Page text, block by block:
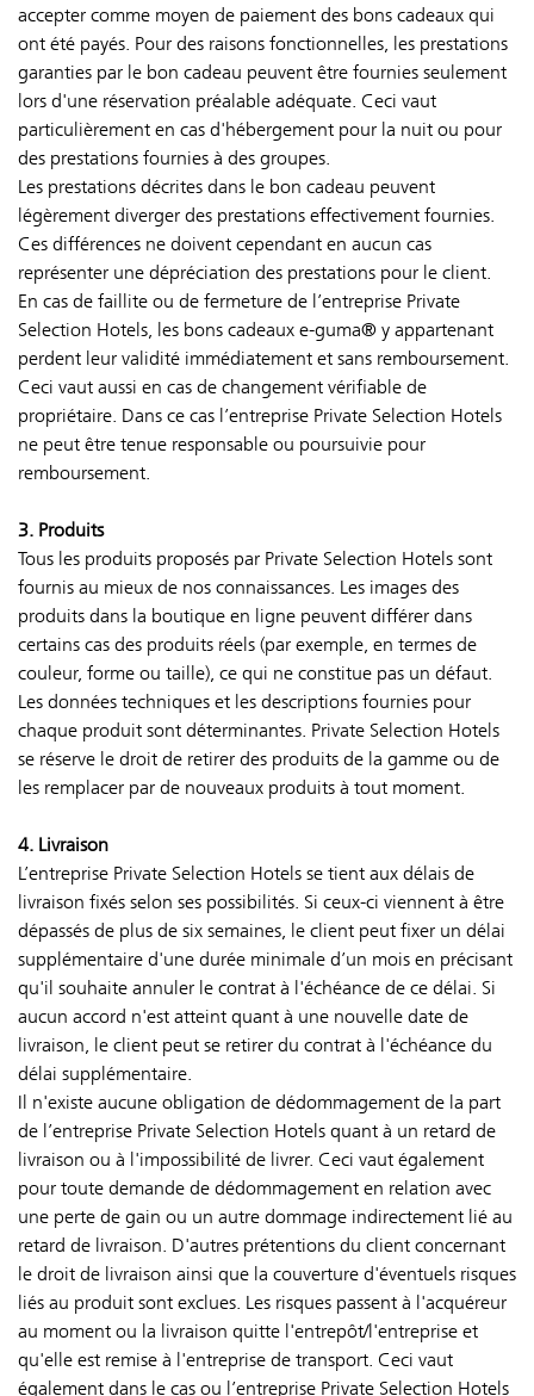
accepter comme moyen de paiement des bons cadeaux qui
ont été payés. Pour des raisons fonctionnelles, les prestations
garanties par le bon cadeau peuvent être fournies seulement
lors d'une réservation préalable adéquate. Ceci vaut
particulièrement en cas d'hébergement pour la nuit ou pour
des prestations fournies à des groupes.
Les prestations décrites dans le bon cadeau peuvent
légèrement diverger des prestations effectivement fournies.
Ces différences ne doivent cependant en aucun cas
représenter une dépréciation des prestations pour le client.
En cas de faillite ou de fermeture de l’entreprise Private
Selection Hotels, les bons cadeaux e-guma® y appartenant
perdent leur validité immédiatement et sans remboursement.
Ceci vaut aussi en cas de changement vérifiable de
propriétaire. Dans ce cas l’entreprise Private Selection Hotels
ne peut être tenue responsable ou poursuivie pour
remboursement.
3. Produits
Tous les produits proposés par Private Selection Hotels sont
fournis au mieux de nos connaissances. Les images des
produits dans la boutique en ligne peuvent différer dans
certains cas des produits réels (par exemple, en termes de
couleur, forme ou taille), ce qui ne constitue pas un défaut.
Les données techniques et les descriptions fournies pour
chaque produit sont déterminantes. Private Selection Hotels
se réserve le droit de retirer des produits de la gamme ou de
les remplacer par de nouveaux produits à tout moment.
4. Livraison
L’entreprise Private Selection Hotels se tient aux délais de
livraison fixés selon ses possibilités. Si ceux-ci viennent à être
dépassés de plus de six semaines, le client peut fixer un délai
supplémentaire d'une durée minimale d’un mois en précisant
qu'il souhaite annuler le contrat à l'échéance de ce délai. Si
aucun accord n'est atteint quant à une nouvelle date de
livraison, le client peut se retirer du contrat à l'échéance du
délai supplémentaire.
Il n'existe aucune obligation de dédommagement de la part
de l’entreprise Private Selection Hotels quant à un retard de
livraison ou à l'impossibilité de livrer. Ceci vaut également
pour toute demande de dédommagement en relation avec
une perte de gain ou un autre dommage indirectement lié au
retard de livraison. D'autres prétentions du client concernant
le droit de livraison ainsi que la couverture d'éventuels risques
liés au produit sont exclues. Les risques passent à l'acquéreur
au moment ou la livraison quitte l'entrepôt/l'entreprise et
qu'elle est remise à l'entreprise de transport. Ceci vaut
également dans le cas ou l’entreprise Private Selection Hotels